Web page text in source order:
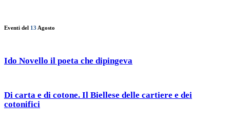
Eventi del 13 Agosto
Ido Novello il poeta che dipingeva
Di carta e di cotone. Il Biellese delle cartiere e dei
cotonifici